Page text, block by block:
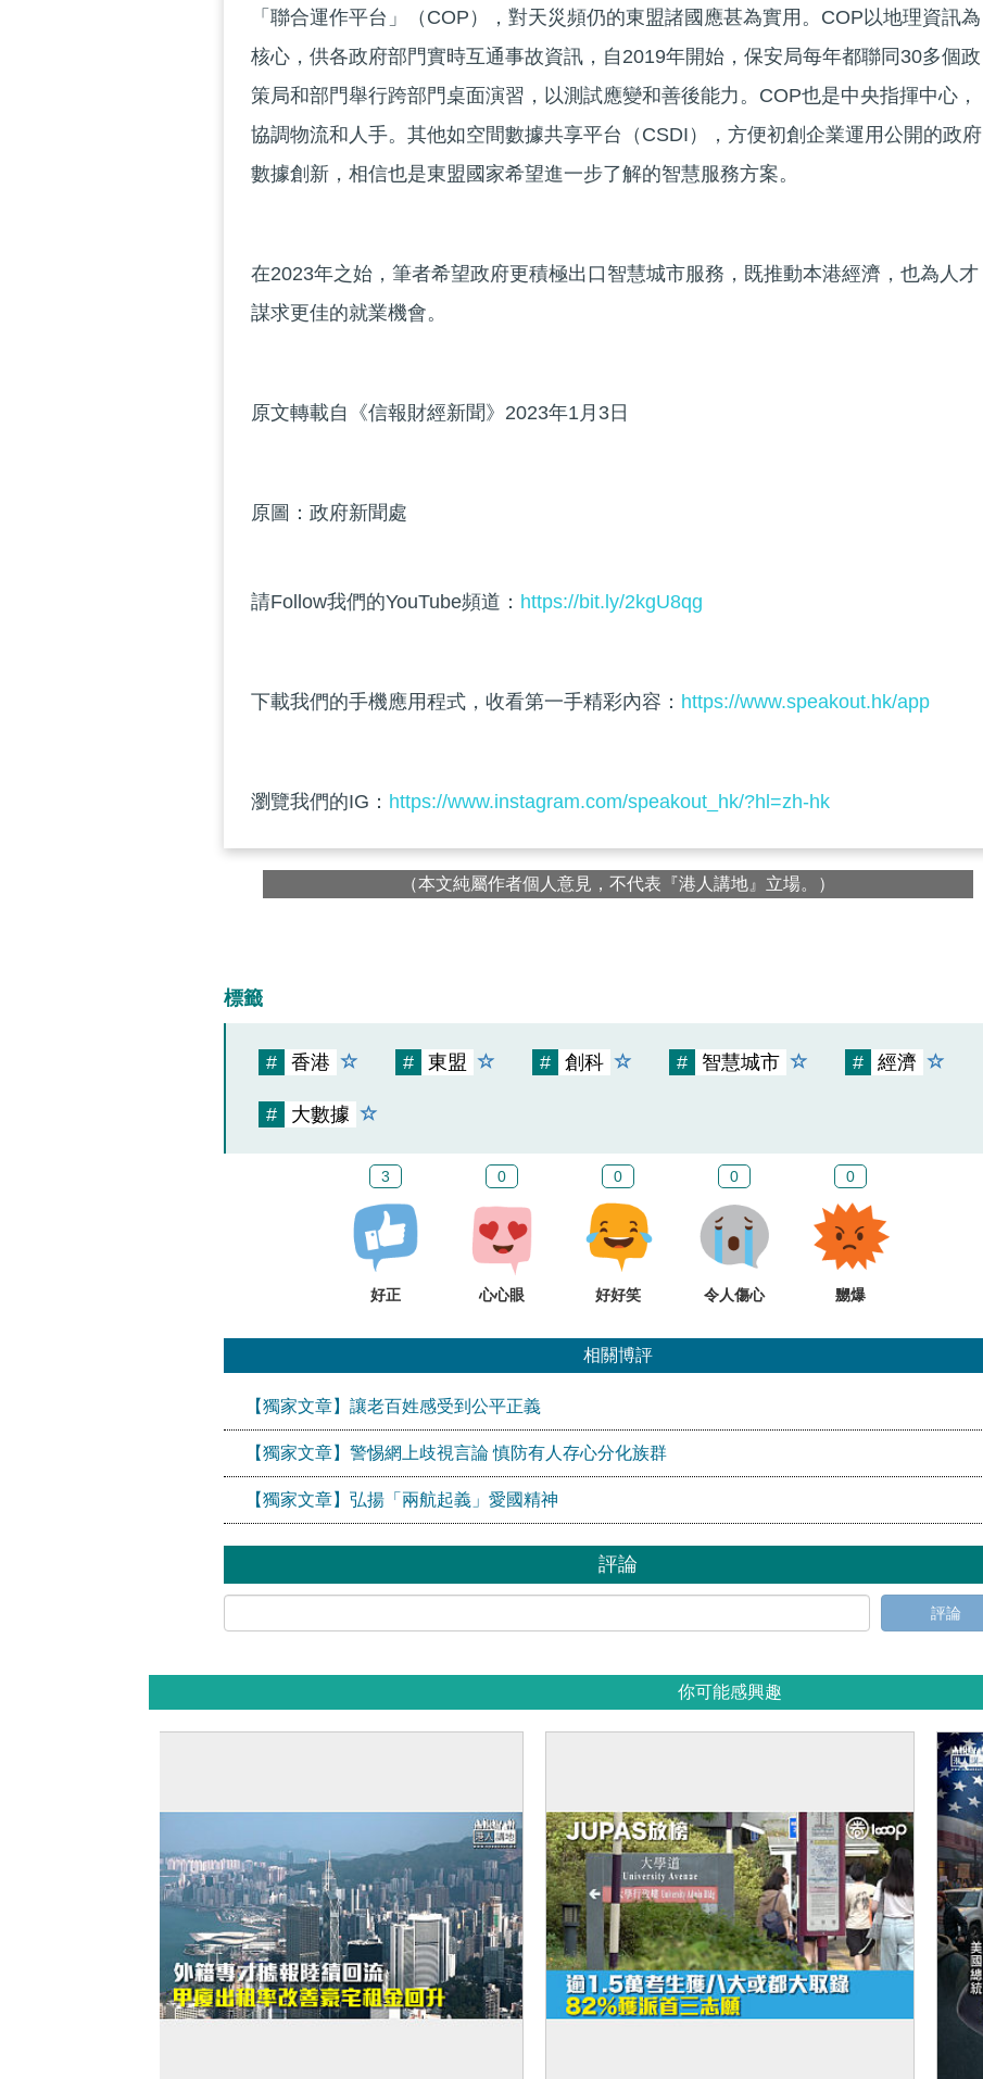
「聯合運作平台」（COP），對天災頻仍的東盟諸國應甚為實用。COP以地理資訊為
核心，供各政府部門實時互通事故資訊，自2019年開始，保安局每年都聯同30多個政
策局和部門舉行跨部門桌面演習，以測試應變和善後能力。COP也是中央指揮中心，
協調物流和人手。其他如空間數據共享平台（CSDI），方便初創企業運用公開的政府
數據創新，相信也是東盟國家希望進一步了解的智慧服務方案。
在2023年之始，筆者希望政府更積極出口智慧城市服務，既推動本港經濟，也為人才
謀求更佳的就業機會。
原文轉載自《信報財經新聞》2023年1月3日
原圖：政府新聞處
請Follow我們的YouTube頻道： https://bit.ly/2kgU8qg
下載我們的手機應用程式，收看第一手精彩內容： https://www.speakout.hk/app
瀏覽我們的IG： https://www.instagram.com/speakout_hk/?hl=zh-hk
（本文純屬作者個人意見，不代表『港人講地』立場。）
標籤
# 香港 # 東盟 # 創科 # 智慧城市 # 經濟
# 大數據
3
好正
0
心心眼
0
好好笑
0
令人傷心
0
嬲爆
相關博評
【獨家文章】讓老百姓感受到公平正義
【獨家文章】警惕網上歧視言論 慎防有人存心分化族群
【獨家文章】弘揚「兩航起義」愛國精神
評論
評論
你可能感興趣